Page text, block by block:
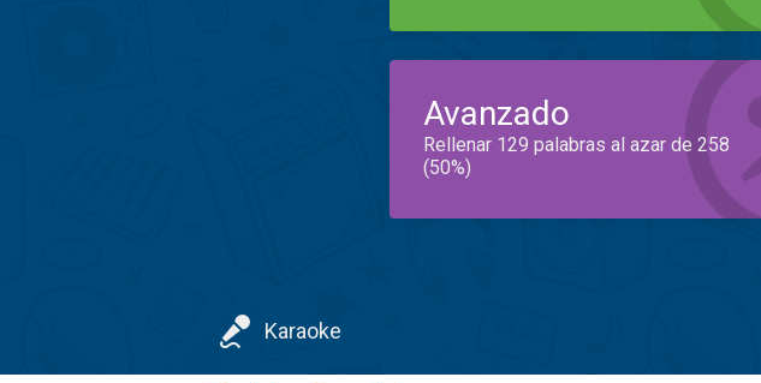
Avanzado
Rellenar 129 palabras al azar de 258
(50%)
Karaoke